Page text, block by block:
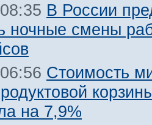
В России
ночные смены
Стоимость
на 7,9%